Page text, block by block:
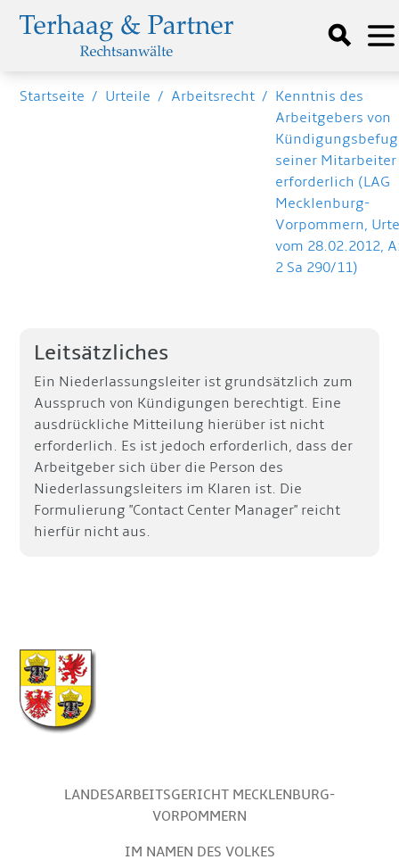
Startseite / Urteile / Arbeitsrecht / Kenntnis des
Arbeitgebers von
seiner Mitarbeiter
erforderlich (LAG
Mecklenburg-
Vorpommern,
vom 28.02.2012,
2 Sa 290/11)
Leitsätzliches
Ein Niederlassungsleiter ist grundsätzlich zum
Ausspruch von Kündigungen berechtigt. Eine
ausdrückliche Mitteilung hierüber ist nicht
erforderlich. Es ist jedoch erforderlich, dass der
Arbeitgeber sich über die Person des
Niederlassungsleiters im Klaren ist. Die
Formulierung "Contact Center Manager" reicht
hierfür nicht aus.
LANDESARBEITSGERICHT MECKLENBURG-
VORPOMMERN
IM NAMEN DES VOLKES